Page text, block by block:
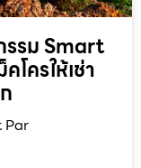
รรม Smart
โครให้เช่า
Par